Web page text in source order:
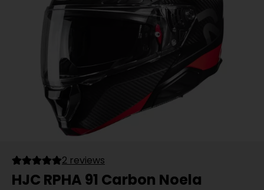
2 reviews
HJC RPHA 91 Carbon Noela